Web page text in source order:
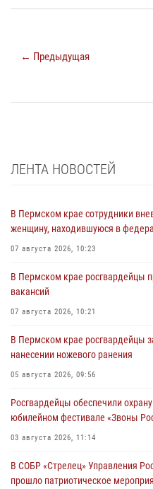
← Предыдущая
ЛЕНТА НОВОСТЕЙ
В Пермском крае сотрудники
женщину, находившуюся в
07 августа 2026, 10:23
В Пермском крае росгвардейцы
вакансий
07 августа 2026, 10:21
В Пермском крае росгвардейцы
нанесении ножевого ранения
05 августа 2026, 09:56
Росгвардейцы обеспечили
юбилейном фестивале «Звоны
03 августа 2026, 11:14
В СОБР «Стрелец» Управления
прошло патриотическое